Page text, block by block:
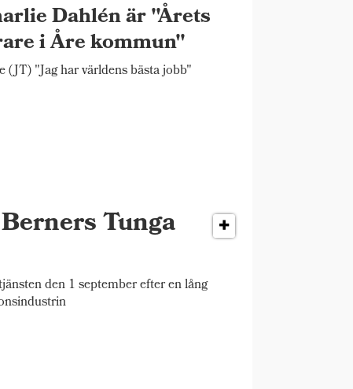
Dahlén är "Årets
i Åre kommun"
(JT) "Jag har världens bästa jobb"
Tunga
den 1 september efter en lång